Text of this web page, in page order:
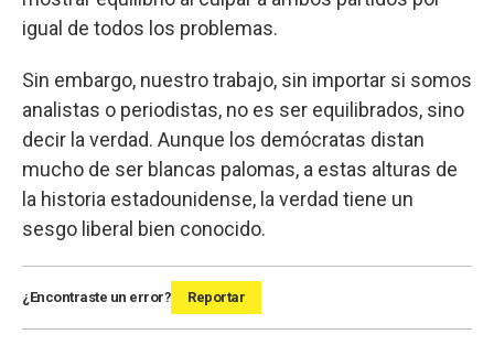
igual de todos los problemas.
Sin embargo, nuestro trabajo, sin importar si somos
analistas o periodistas, no es ser equilibrados, sino
decir la verdad. Aunque los demócratas distan
mucho de ser blancas palomas, a estas alturas de
la historia estadounidense, la verdad tiene un
sesgo liberal bien conocido.
¿Encontraste un error? Reportar